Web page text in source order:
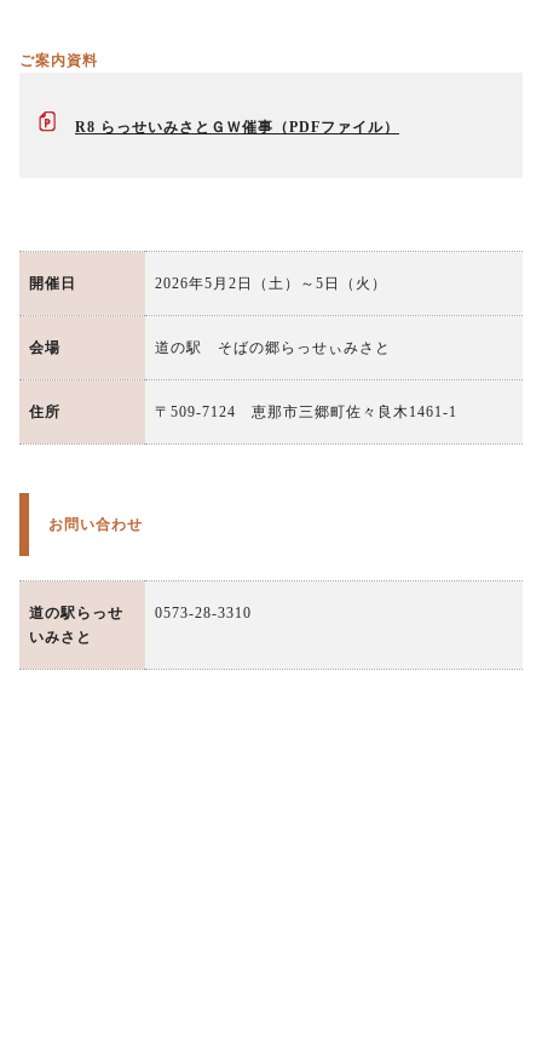
ご案内資料
R8 らっせいみさとＧＷ催事
開催日 2026年5月2日（土）～5日（火）
会場 道の駅 そばの郷らっせぃみさと
住所 〒509-7124 恵那市三郷町佐々良木1461-1
お問い合わせ
道の駅らっせ
いみさと
0573-28-3310